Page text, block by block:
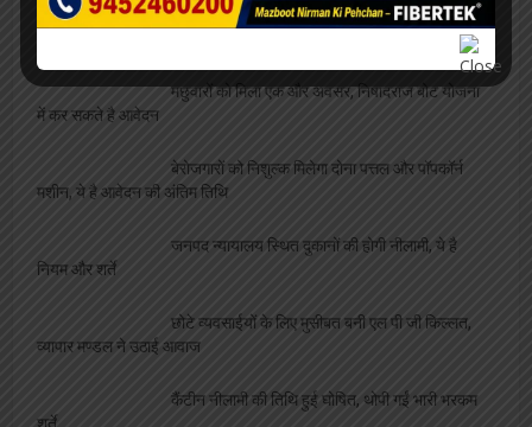
का उद्घाटन
मछुवारों को मिला एक और अवसर, निषादराज बोट योजना
में कर सकते है आवेदन
बेरोजगारों को निशुल्क मिलेगा दोना पत्तल और पॉपकॉर्न
मशीन, ये है आवेदन की अंतिम तिथि
जनपद न्यायालय स्थित दुकानों की होगी नीलामी, ये है
नियम और शर्ते
छोटे व्यवसाईयों के लिए मुसीबत बनी एल पी जी किल्लत,
व्यापार मण्डल ने उठाई आवाज
कैंटीन नीलामी की तिथि हुई घोषित, थोपी गईं भारी भरकम
शर्ते